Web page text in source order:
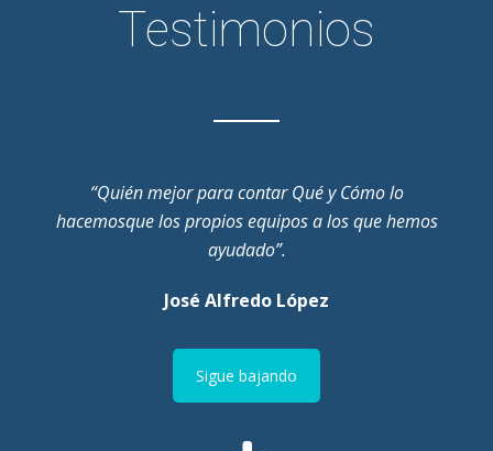
Testimonios
“Quién mejor para contar Qué y Cómo lo
hacemosque los propios equipos a los que hemos
ayudado”.
José Alfredo López
Sigue bajando